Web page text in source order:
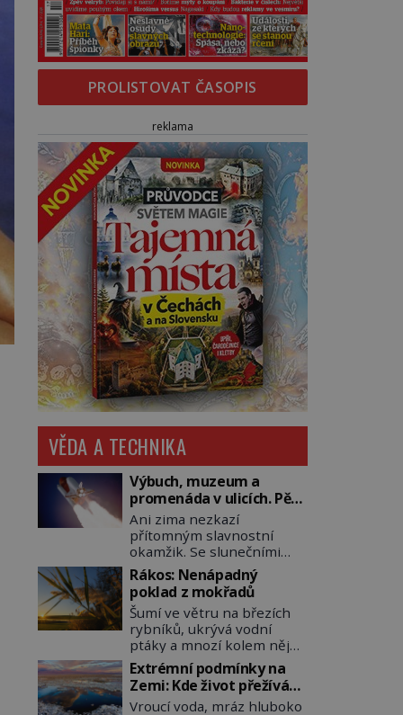
PROLISTOVAT ČASOPIS
reklama
VĚDA A TECHNIKA
Výbuch, muzeum a
promenáda v ulicích. Pět
osudů nejslavnějších
raketoplánů
Ani zima nezkazí
přítomným slavnostní
okamžik. Se slunečními
brýlemi hledí na startující
raketu, která má do
vesmíru vynést kromě
posádky také obyčejnou
učitelku. Po několika
sekundách všem ztuhnou
úsměvy, stroj totiž
exploduje. Jejich
konstrukce není z levného
Rákos: Nenápadný
poklad z mokřadů
Šumí ve větru na březích
rybníků, ukrývá vodní
ptáky a mnozí kolem něj
procházejí bez povšimnutí.
Přesto právě rákos
pomáhal stavět domy,
vyrábět lodě, zapisovat
Extrémní podmínky na
Zemi: Kde život přežívá
navzdory všemu
Vroucí voda, mráz hluboko